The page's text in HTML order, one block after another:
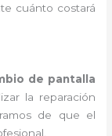
cuánto costará
de pantalla
la reparación
de que el